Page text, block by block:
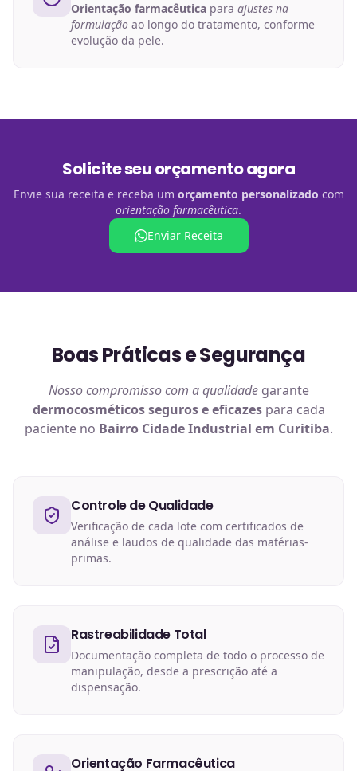
Orientação farmacêutica para ajustes na
formulação ao longo do tratamento, conforme
evolução da pele.
Solicite seu orçamento agora
Envie sua receita e receba um orçamento personalizado com
orientação farmacêutica.
Enviar Receita
Boas Práticas e Segurança
Nosso compromisso com a qualidadegarante
dermocosméticosseguros e eficazespara cada
paciente no Bairro Cidade Industrial em Curitiba.
Controle de Qualidade
Verificação de cada lote com certificados de
análise e laudos de qualidade das matérias-
primas.
Rastreabilidade Total
Documentação completa de todo o processo de
manipulação, desde a prescrição até a
dispensação.
Orientação Farmacêutica